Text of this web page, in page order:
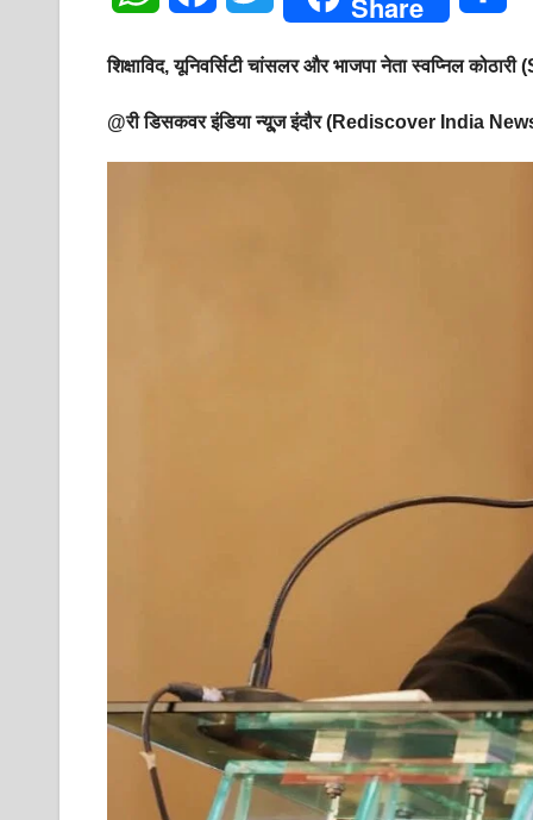
t e t r
शिक्षाविद, यूनिवर्सिटी चांसलर और भाजपा नेता स्वप्निल
@री डिसकवर इंडिया न्यू्‍ज इंदौर (Rediscover India